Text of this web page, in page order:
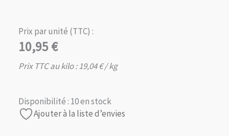
Prix par unité (TTC) :
10,95€
Prix TTC au kilo :19,04€/ kg
Disponibilité : 10 en stock
Ajouter à la liste d’envies